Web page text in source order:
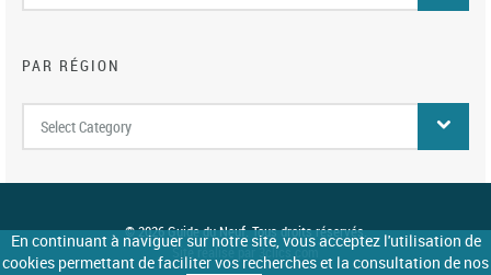
En continuant à naviguer sur notre site, vous acceptez l'utilisation de
cookies permettant de faciliter vos recherches et la consultation de nos
PAR RÉGION
Par
région
Select Category
© 2026 Guide du Neuf. Tous droits réservés.
Site réalisé par 3clics.com